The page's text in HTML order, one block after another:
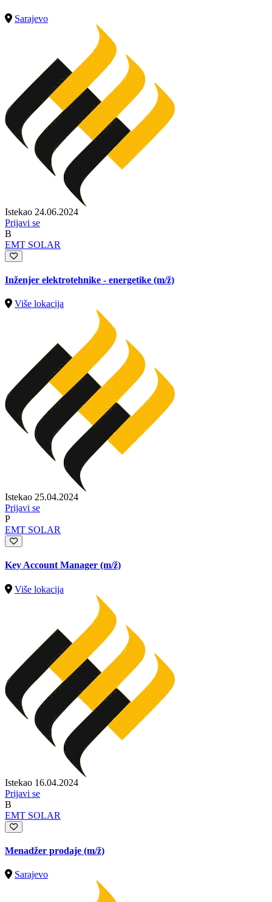
Sarajevo
Istekao 24.06.2024
Prijavi se
B
EMT SOLAR
Inženjer elektrotehnike - energetike (m/ž)
Više lokacija
Istekao 25.04.2024
Prijavi se
P
EMT SOLAR
Key Account Manager (m/ž)
Više lokacija
Istekao 16.04.2024
Prijavi se
B
EMT SOLAR
Menadžer prodaje (m/ž)
Sarajevo